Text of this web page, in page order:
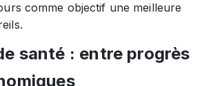
comme objectif une meilleure
santé : entre progrès